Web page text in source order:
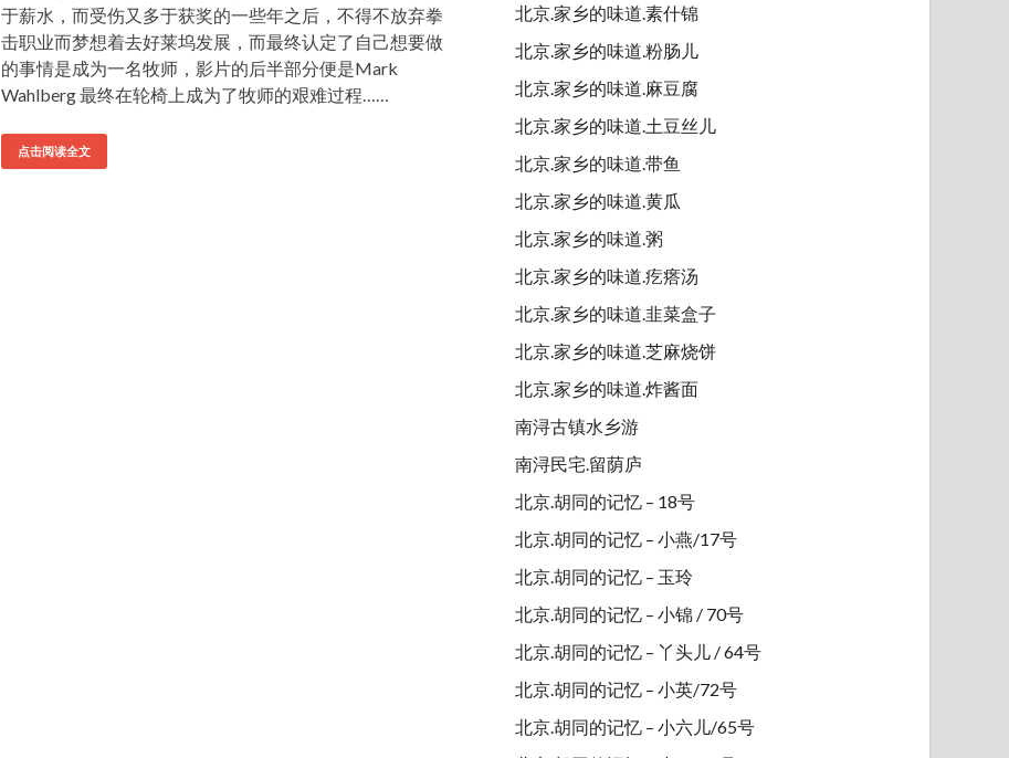
于薪水，而受伤又多于获奖的一些年之后，不得不放弃拳
击职业而梦想着去好莱坞发展，而最终认定了自己想要做
的事情是成为一名牧师，影片的后半部分便是Mark
Wahlberg 最终在轮椅上成为了牧师的艰难过程……
点击阅读全文
北京.家乡的味道.素什锦
北京.家乡的味道.粉肠儿
北京.家乡的味道.麻豆腐
北京.家乡的味道.土豆丝儿
北京.家乡的味道.带鱼
北京.家乡的味道.黄瓜
北京.家乡的味道.粥
北京.家乡的味道.疙瘩汤
北京.家乡的味道.韭菜盒子
北京.家乡的味道.芝麻烧饼
北京.家乡的味道.炸酱面
南浔古镇水乡游
南浔民宅.留荫庐
北京.胡同的记忆 – 18号
北京.胡同的记忆 – 小燕/17号
北京.胡同的记忆 – 玉玲
北京.胡同的记忆 – 小锦 / 70号
北京.胡同的记忆 – 丫头儿 / 64号
北京.胡同的记忆 – 小英/72号
北京.胡同的记忆 – 小六儿/65号